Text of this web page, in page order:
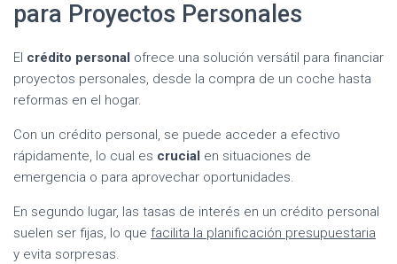
para Proyectos Personales
El crédito personal ofrece una solución versátil para financiar
proyectos personales, desde la compra de un coche hasta
reformas en el hogar.
Con un crédito personal, se puede acceder a efectivo
rápidamente, lo cual es crucial en situaciones de
emergencia o para aprovechar oportunidades.
En segundo lugar, las tasas de interés en un crédito personal
suelen ser fijas, lo que facilita la planificación presupuestaria
y evita sorpresas.